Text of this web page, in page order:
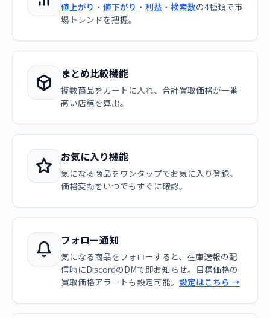
値上がり ・ 値下がり ・ 利益 ・ 検索数の4種類で市
場トレンドを把握。
まとめ比較機能
複数商品をカートに入れ、合計買取価格が一番
高い店舗を算出。
お気に入り機能
気になる商品をワンタップでお気に入り登録。
価格変動をいつでもすぐに確認。
フォロー通知
気になる商品をフォローすると、在庫速報の配
信時にDiscordのDMで即お知らせ。目標価格の
買取価格アラートも設定可能。 設定はこちら →